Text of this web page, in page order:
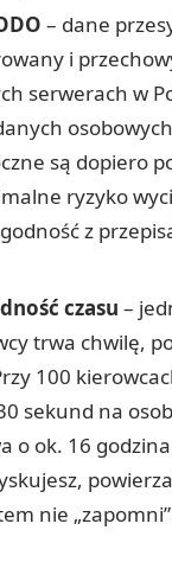
– dane
i
serwerach w
są dopiero
ryzyko
z
czasu –
trwa chwilę,
100
sekund na
o ok. 16
nie